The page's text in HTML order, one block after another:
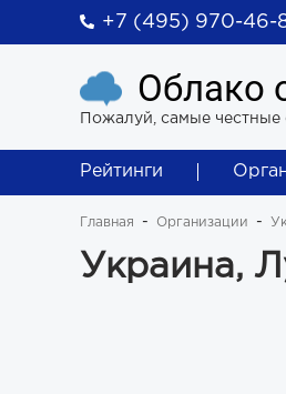
+7 (495) 970-46-
Облако
Пожалуй, самые честные
Рейтинги
Главная Организации
Украина,